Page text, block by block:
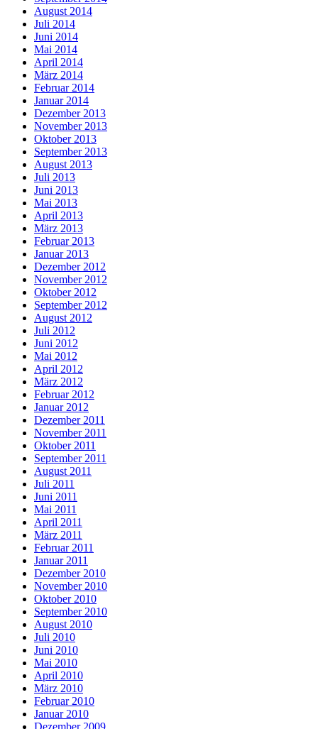
August 2014
Juli 2014
Juni 2014
Mai 2014
April 2014
März 2014
Februar 2014
Januar 2014
Dezember 2013
November 2013
Oktober 2013
September 2013
August 2013
Juli 2013
Juni 2013
Mai 2013
April 2013
März 2013
Februar 2013
Januar 2013
Dezember 2012
November 2012
Oktober 2012
September 2012
August 2012
Juli 2012
Juni 2012
Mai 2012
April 2012
März 2012
Februar 2012
Januar 2012
Dezember 2011
November 2011
Oktober 2011
September 2011
August 2011
Juli 2011
Juni 2011
Mai 2011
April 2011
März 2011
Februar 2011
Januar 2011
Dezember 2010
November 2010
Oktober 2010
September 2010
August 2010
Juli 2010
Juni 2010
Mai 2010
April 2010
März 2010
Februar 2010
Januar 2010
Dezember 2009